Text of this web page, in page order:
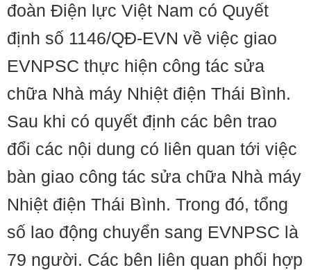
đoàn Điện lực Việt Nam có Quyết
định số 1146/QĐ-EVN về việc giao
EVNPSC thực hiện công tác sửa
chữa Nhà máy Nhiệt điện Thái Bình.
Sau khi có quyết định các bên trao
đổi các nội dung có liên quan tới việc
bàn giao công tác sửa chữa Nhà máy
Nhiệt điện Thái Bình. Trong đó, tổng
số lao động chuyển sang EVNPSC là
79 người. Các bên liên quan phối hợp